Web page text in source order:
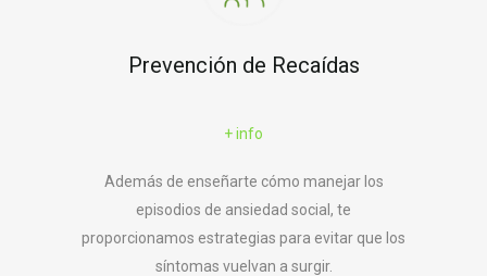
Prevención de Recaídas
+ info
Además de enseñarte cómo manejar los
episodios de ansiedad social, te
proporcionamos estrategias para evitar que los
síntomas vuelvan a surgir.